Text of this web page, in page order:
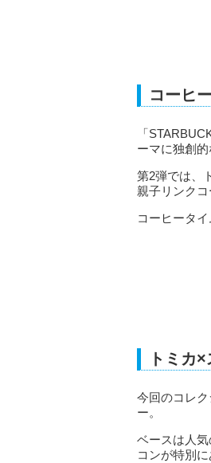
コーヒ
「
ーマに独創的
第2弾では、
親子リンク
コーヒータ
トミカ
今回のコレ
ー。
ベースは人
コンが特別